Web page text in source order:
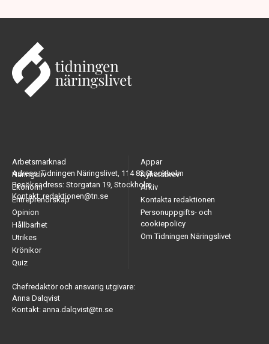
Adress: Tidningen Näringslivet, 114 82 Stockholm
Besöksadress: Storgatan 19, Stockholm
Kontakt: redaktionen@tn.se
Arbetsmarknad
Näringsliv
Ekonomi
Entreprenörskap
Opinion
Hållbarhet
Utrikes
Krönikor
Quiz
Appar
Nyhetsbrev
Arkiv
Kontakta redaktionen
Personuppgifts- och
cookiepolicy
Om Tidningen Näringslivet
Chefredaktör och ansvarig utgivare:
Anna Dalqvist
Kontakt: anna.dalqvist@tn.se